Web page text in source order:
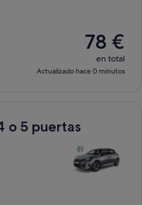
78 €
en total
Actualizado hace 0 minutos
o 5 puertas